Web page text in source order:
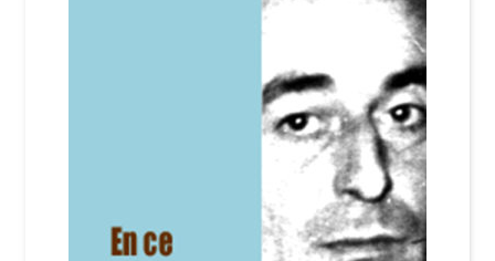
Qui sommes-nous ?